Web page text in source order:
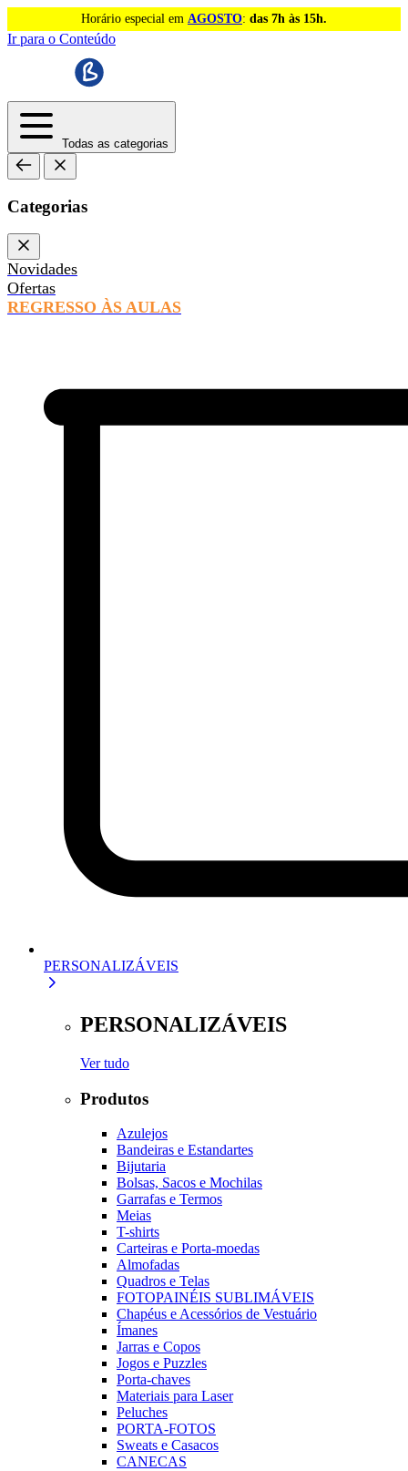
Horário especial em AGOSTO: das 7h às 15h.
Ir para o Conteúdo
Todas as categorias
Categorias
Novidades
Ofertas
REGRESSO ÀS AULAS
PERSONALIZÁVEIS
PERSONALIZÁVEIS
Ver tudo
Produtos
Azulejos
Bandeiras e Estandartes
Bijutaria
Bolsas, Sacos e Mochilas
Garrafas e Termos
Meias
T-shirts
Carteiras e Porta-moedas
Almofadas
Quadros e Telas
FOTOPAINÉIS SUBLIMÁVEIS
Chapéus e Acessórios de Vestuário
Ímanes
Jarras e Copos
Jogos e Puzzles
Porta-chaves
Materiais para Laser
Peluches
PORTA-FOTOS
Sweats e Casacos
CANECAS